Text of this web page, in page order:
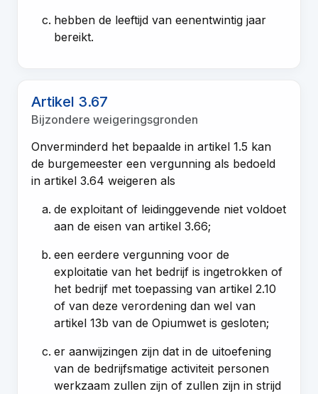
hebben de leeftijd van eenentwintig jaar
bereikt.
Artikel 3.67
Bijzondere weigeringsgronden
Onverminderd het bepaalde in artikel 1.5 kan
de burgemeester een vergunning als bedoeld
in artikel 3.64 weigeren als
de exploitant of leidinggevende niet voldoet
aan de eisen van artikel 3.66;
een eerdere vergunning voor de
exploitatie van het bedrijf is ingetrokken of
het bedrijf met toepassing van artikel 2.10
of van deze verordening dan wel van
artikel 13b van de Opiumwet is gesloten;
er aanwijzingen zijn dat in de uitoefening
van de bedrijfsmatige activiteit personen
werkzaam zullen zijn of zullen zijn in strijd